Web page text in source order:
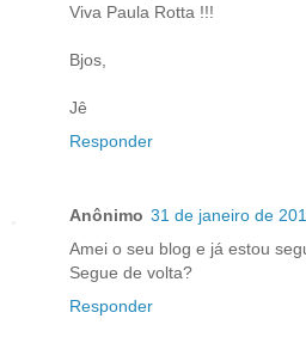
Viva Paula Rotta !!!
Bjos,
Jê
Responder
Anônimo 31 de janeiro de
Amei o seu blog e já estou
Segue de volta?
Responder